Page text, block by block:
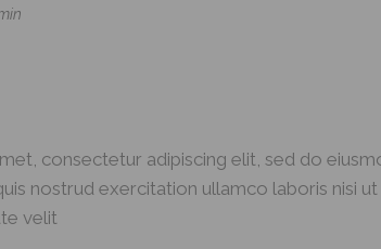
consectetur adipiscing elit, sed do
nostrud exercitation ullamco laboris nisi
velit